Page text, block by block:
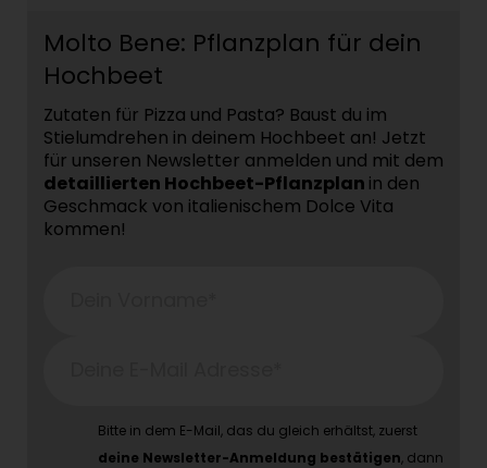
Molto Bene: Pflanzplan für dein
Hochbeet
Zutaten für Pizza und Pasta? Baust du im
Stielumdrehen in deinem Hochbeet an! Jetzt
für unseren Newsletter anmelden und mit dem
detaillierten Hochbeet-Pflanzplan in den
Geschmack von italienischem Dolce Vita
kommen!
Bitte in dem E-Mail, das du gleich erhältst, zuerst
deine Newsletter-Anmeldung bestätigen, dann